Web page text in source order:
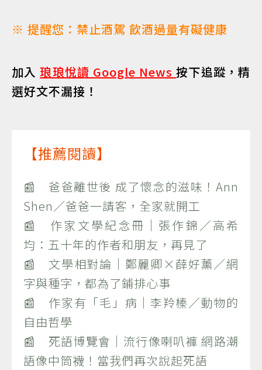
※ 提醒您：禁止酒駕 飲酒過量有礙健康
加入琅琅悅讀 Google News按下追蹤，精
選好文不漏接！
【推薦閱讀】
📰 爸爸離世後 成了懷念的滋味！Ann
Shen／爸爸一請客，全家就開工
📰 作家文學紀念冊｜張作錦／高希
均：五十年的作者和朋友，再見了
📰 文學相對論｜鄭麗卿×薛好薰／網
字與種字，都為了鋪排心事
📰 作家有「毛」病｜李羚榛／動物的
自由哲學
📰 死語博覽會｜流行像喇叭褲 網路潮
語像中筒襪！當我們再次說起死語